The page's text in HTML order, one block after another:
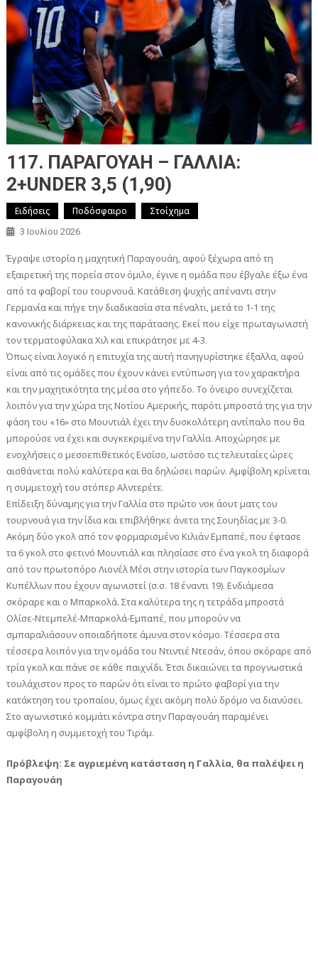
117. ΠΑΡΑΓΟΥΑΗ – ΓΑΛΛΙΑ:
2+UNDER 3,5 (1,90)
Ειδήσεις Ποδόσφαιρο Στοίχημα
3 Ιουλίου 2026
Έγραψε ιστορία η μαχητική Παραγουάη, αφού ξέχωρα από τη
εξαιρετική της πορεία στον όμιλο, έγινε η ομάδα που έβγαλε έξω ένα
από τα φαβορί του τουρνουά. Κατάθεση ψυχής απέναντι στην
Γερμανία και πήγε την διαδικασία στα πέναλτι, μετά το 1-1 της
κανονικής διάρκειας και της παράτασης. Εκεί που είχε πρωταγωνιστή
τον τερματοφύλακα Χιλ και επικράτησε με 4-3.
Όπως είναι λογικό η επιτυχία της αυτή πανηγυρίστηκε έξαλλα, αφού
είναι από τις ομάδες που έχουν κάνει εντύπωση για τον χαρακτήρα
και την μαχητικότητα της μέσα στο γήπεδο. Το όνειρο συνεχίζεται
λοιπόν για την χώρα της Νοτίου Αμερικής, παρότι μπροστά της για την
φάση του «16» στο Μουντιάλ έχει την δυσκολότερη αντίπαλο που θα
μπορούσε να έχει και συγκεκριμένα την Γαλλία. Αποχώρησε με
ενοχλήσεις ο μεσοεπιθετικός Ενσίσο, ωστόσο τις τελευταίες ώρες
αισθάνεται πολύ καλύτερα και θα δηλώσει παρών. Αμφίβολη κρίνεται
η συμμετοχή του στόπερ Αλντερέτε.
Επίδειξη δύναμης για την Γαλλία στο πρώτο νοκ άουτ ματς του
τουρνουά για την ίδια και επιβλήθηκε άνετα της Σουηδίας με 3-0.
Ακόμη δύο γκολ από τον φορμαρισμένο Κιλιάν Εμπαπέ, που έφτασε
τα 6 γκολ στο φετινό Μουντιάλ και πλησίασε στο ένα γκολ τη διαφορά
από τον πρωτοπόρο Λιονέλ Μέσι στην ιστορία των Παγκοσμίων
Κυπέλλων που έχουν αγωνιστεί (σ.σ. 18 έναντι 19). Ενδιάμεσα
σκόραρε και ο Μπαρκολά. Στα καλύτερα της η τετράδα μπροστά
Ολίσε-Ντεμπελέ-Μπαρκολά-Εμπαπέ, που μπορούν να
σμπαραλιάσουν οποιαδήποτε άμυνα στον κόσμο. Τέσσερα στα
τέσσερα λοιπόν για την ομάδα του Ντιντιέ Ντεσάν, όπου σκόραρε από
τρία γκολ και πάνε σε κάθε παιχνίδι. Έτσι δικαιώνει τα προγνωστικά
τουλάχιστον προς το παρών ότι είναι το πρώτο φαβορί για την
κατάκτηση του τροπαίου, όμως έχει ακόμη πολύ δρόμο να διανύσει.
Στο αγωνιστικό κομμάτι κόντρα στην Παραγουάη παραμένει
αμφίβολη η συμμετοχή του Τιράμ.
Πρόβλεψη: Σε αγριεμένη κατάσταση η Γαλλία, θα παλέψει η
Παραγουάη